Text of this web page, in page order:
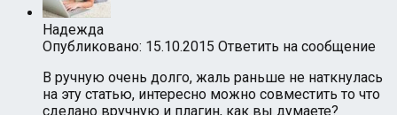
Надежда
Опубликовано: 15.10.2015 Ответить на сообщение
В ручную очень долго, жаль раньше не наткнулась
на эту статью, интересно можно совместить то что
сделано вручную и плагин, как вы думаете?